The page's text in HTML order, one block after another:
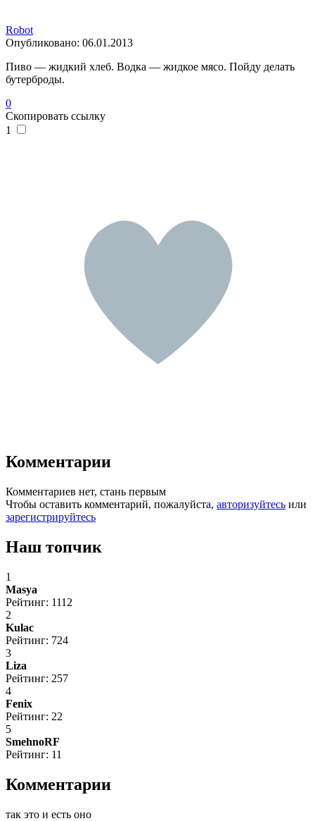
Robot
Опубликовано: 06.01.2013
Пиво — жидкий хлеб. Водка — жидкое мясо. Пойду делать
бутерброды.
0
Скопировать ссылку
1
Комментарии
Комментариев нет, стань первым
Чтобы оставить комментарий, пожалуйста, авторизуйтесь или
зарегистрируйтесь
Наш топчик
1
Masya
Рейтинг: 1112
2
Kulac
Рейтинг: 724
3
Liza
Рейтинг: 257
4
Fenix
Рейтинг: 22
5
SmehnoRF
Рейтинг: 11
Комментарии
так это и есть оно